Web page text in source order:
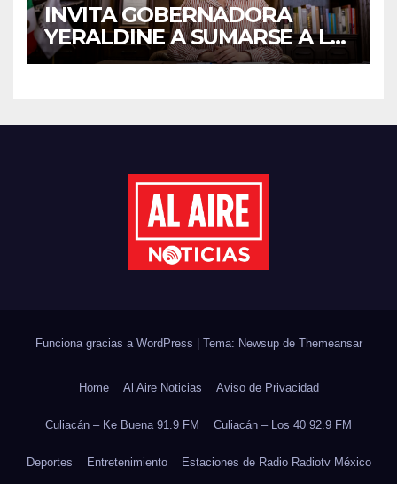
INVITA GOBERNADORA
YERALDINE A SUMARSE A LA
JORNADA NACIONAL DE
DE ÁRBOLES
Funciona gracias a WordPress Tema: Newsup de Themeansar
Home Al Aire Noticias Aviso de Privacidad
Culiacán – Ke Buena 91.9 FM Culiacán – Los 40 92.9 FM
Deportes Entretenimiento Estaciones de Radio Radiotv México